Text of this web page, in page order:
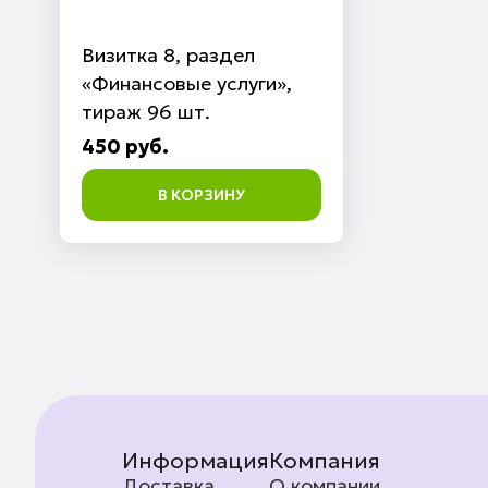
Визитка 8, раздел
«Финансовые услуги»,
тираж 96 шт.
450 руб.
В КОРЗИНУ
ИнформацияКомпания